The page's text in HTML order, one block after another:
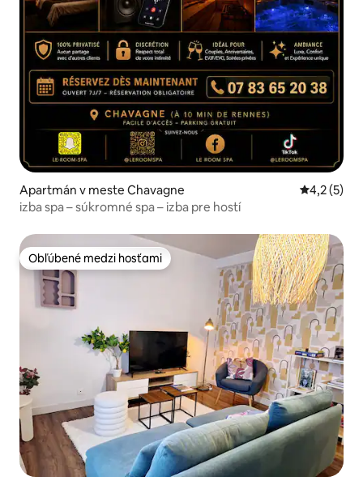
Apartmán v meste Chavagne Priemerné
4,2 (5)
izba spa – súkromné spa – izba pre hostí
Obľúbené medzi hosťami
Obľúbené medzi hosťami